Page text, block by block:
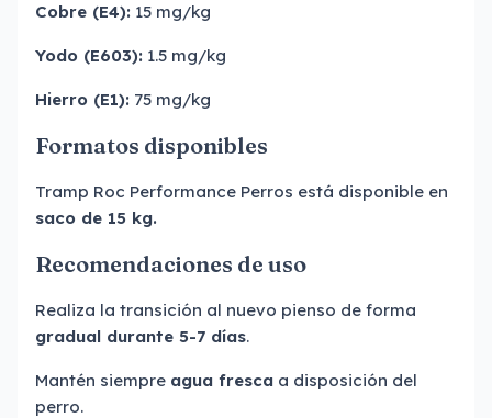
Cobre (E4): 15 mg/kg
Yodo (E603): 1.5 mg/kg
Hierro (E1): 75 mg/kg
Formatos disponibles
Tramp Roc Performance Perros está disponible en
saco de 15 kg.
Recomendaciones de uso
Realiza la transición al nuevo pienso de forma
gradual durante 5-7 días.
Mantén siempre agua fresca a disposición del
perro.